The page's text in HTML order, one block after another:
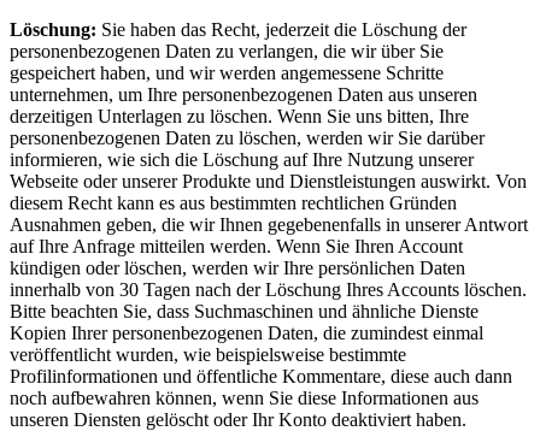
Löschung: Sie haben das Recht, jederzeit die Löschung der
personenbezogenen Daten zu verlangen, die wir über Sie
gespeichert haben, und wir werden angemessene Schritte
unternehmen, um Ihre personenbezogenen Daten aus unseren
derzeitigen Unterlagen zu löschen. Wenn Sie uns bitten, Ihre
personenbezogenen Daten zu löschen, werden wir Sie darüber
informieren, wie sich die Löschung auf Ihre Nutzung unserer
Webseite oder unserer Produkte und Dienstleistungen auswirkt. Von
diesem Recht kann es aus bestimmten rechtlichen Gründen
Ausnahmen geben, die wir Ihnen gegebenenfalls in unserer Antwort
auf Ihre Anfrage mitteilen werden. Wenn Sie Ihren Account
kündigen oder löschen, werden wir Ihre persönlichen Daten
innerhalb von 30 Tagen nach der Löschung Ihres Accounts löschen.
Bitte beachten Sie, dass Suchmaschinen und ähnliche Dienste
Kopien Ihrer personenbezogenen Daten, die zumindest einmal
veröffentlicht wurden, wie beispielsweise bestimmte
Profilinformationen und öffentliche Kommentare, diese auch dann
noch aufbewahren können, wenn Sie diese Informationen aus
unseren Diensten gelöscht oder Ihr Konto deaktiviert haben.